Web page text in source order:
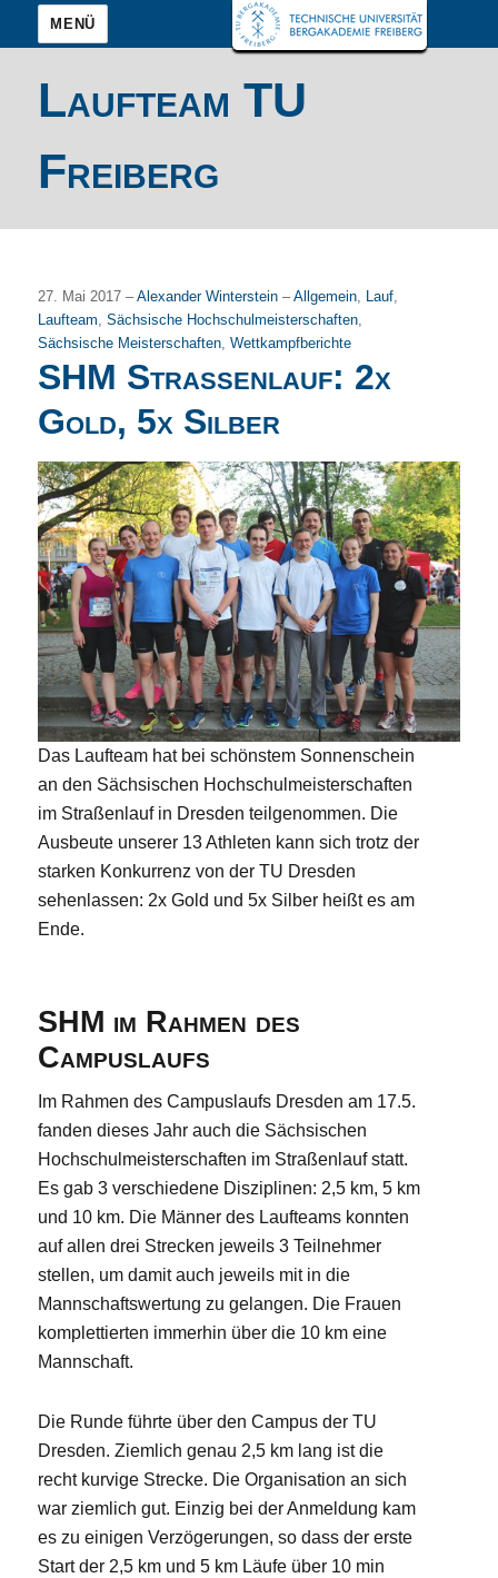
MENÜ
Laufteam TU
Freiberg
27. Mai 2017 –Alexander Winterstein–Allgemein, Lauf,
Laufteam,Sächsische Hochschulmeisterschaften,
Sächsische Meisterschaften,Wettkampfberichte
SHM Straßenlauf: 2x
Gold, 5x Silber
Das Laufteam hat bei schönstem Sonnenschein
an den Sächsischen Hochschulmeisterschaften
im Straßenlauf in Dresden teilgenommen. Die
Ausbeute unserer 13 Athleten kann sich trotz der
starken Konkurrenz von der TU Dresden
sehenlassen: 2x Gold und 5x Silber heißt es am
Ende.
SHM im Rahmen des
Campuslaufs
Im Rahmen des Campuslaufs Dresden am 17.5.
fanden dieses Jahr auch die Sächsischen
Hochschulmeisterschaften im Straßenlauf statt.
Es gab 3 verschiedene Disziplinen: 2,5 km, 5 km
und 10 km. Die Männer des Laufteams konnten
auf allen drei Strecken jeweils 3 Teilnehmer
stellen, um damit auch jeweils mit in die
Mannschaftswertung zu gelangen. Die Frauen
komplettierten immerhin über die 10 km eine
Mannschaft.
Die Runde führte über den Campus der TU
Dresden. Ziemlich genau 2,5 km lang ist die
recht kurvige Strecke. Die Organisation an sich
war ziemlich gut. Einzig bei der Anmeldung kam
es zu einigen Verzögerungen, so dass der erste
Start der 2,5 km und 5 km Läufe über 10 min